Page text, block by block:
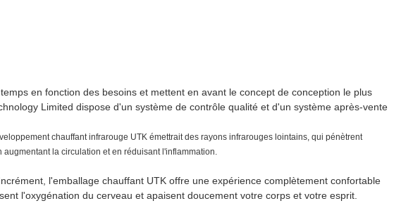
en fonction des besoins et mettent en avant le concept de conception le plus
Limited dispose d'un système de contrôle qualité et d'un système après-vente
chauffant infrarouge UTK émettrait des rayons infrarouges lointains, qui pénètrent
la circulation et en réduisant l'inflammation.
l'emballage chauffant UTK offre une expérience complètement confortable
l'oxygénation du cerveau et apaisent doucement votre corps et votre esprit.